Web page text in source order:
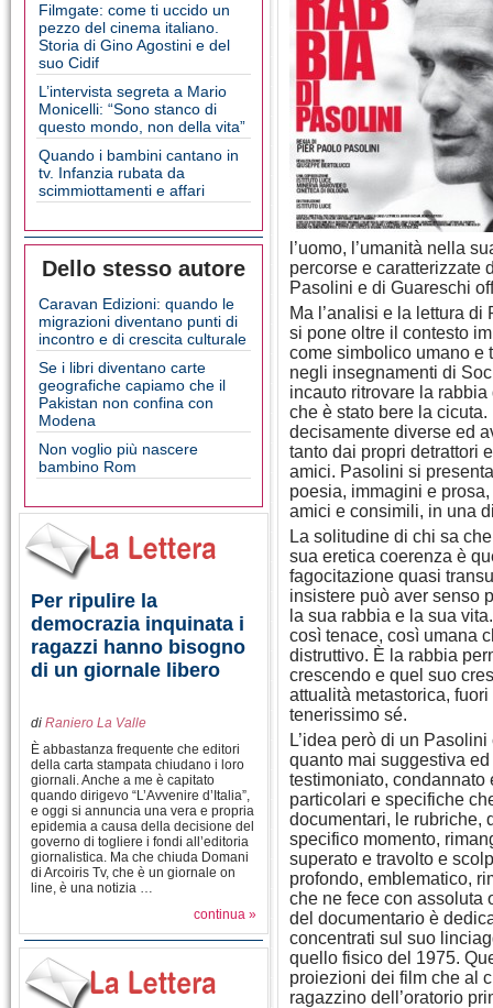
Filmgate: come ti uccido un
pezzo del cinema italiano.
Storia di Gino Agostini e del
suo Cidif
L’intervista segreta a Mario
Monicelli: “Sono stanco di
questo mondo, non della vita”
Quando i bambini cantano in
tv. Infanzia rubata da
scimmiottamenti e affari
Dello stesso autore
Caravan Edizioni: quando le
migrazioni diventano punti di
incontro e di crescita culturale
Se i libri diventano carte
geografiche capiamo che il
Pakistan non confina con
Modena
Non voglio più nascere
bambino Rom
Per ripulire la
democrazia inquinata i
ragazzi hanno bisogno
di un giornale libero
di Raniero La Valle
È abbastanza frequente che editori
della carta stampata chiudano i loro
giornali. Anche a me è capitato
quando dirigevo “L’Avvenire d’Italia”,
e oggi si annuncia una vera e propria
epidemia a causa della decisione del
governo di togliere i fondi all’editoria
giornalistica. Ma che chiuda Domani
di Arcoiris Tv, che è un giornale on
line, è una notizia …
continua »
l’uomo, l’umanità nella
percorse e caratterizzate
Pasolini e di Guareschi
Ma l’analisi e la lettura
si pone oltre il contesto
come simbolico umano e
negli insegnamenti di
incauto ritrovare la
che è stato bere la
decisamente diverse ed
tanto dai propri detrattori
amici. Pasolini si
poesia, immagini e
amici e consimili, in una
La solitudine di chi sa
sua eretica coerenza è
fagocitazione quasi
insistere può aver senso
la sua rabbia e la sua
così tenace, così umana
distruttivo. È la rabbia
crescendo e quel suo
attualità metastorica,
tenerissimo sé.
L’idea però di un
quanto mai suggestiva
testimoniato,
particolari e specifiche
documentari, le rubriche,
specifico momento,
superato e travolto e
profondo, emblematico,
che ne fece con assoluta
del documentario è
concentrati sul suo
quello fisico del 1975.
proiezioni dei film che al
ragazzino dell’oratorio